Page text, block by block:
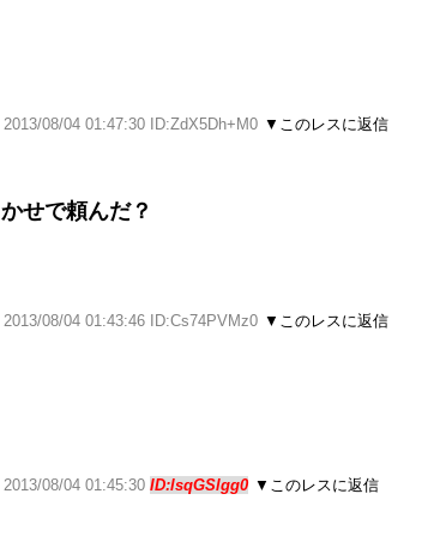
2013/08/04 01:47:30 ID:ZdX5Dh+M0 ▼このレスに返信
せで頼んだ？
2013/08/04 01:43:46 ID:Cs74PVMz0 ▼このレスに返信
2013/08/04 01:45:30 ID:lsqGSlgg0 ▼このレスに返信